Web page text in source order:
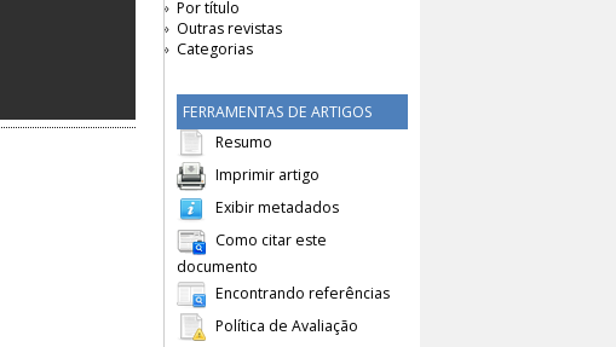
Por título
Outras revistas
Categorias
FERRAMENTAS DE ARTIGOS
Resumo
Imprimir artigo
Exibir metadados
Como citar este
documento
Encontrando referências
Política de Avaliação